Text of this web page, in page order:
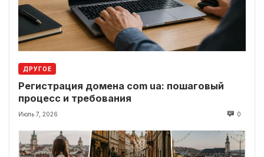
ДРУГОЕ
Регистрация домена com ua: пошаговый
процесс и требования
Июль 7, 2026 0